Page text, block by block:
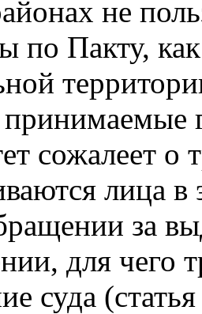
не
по Пакту,
сожалеет о
лица
за
для чего
суда